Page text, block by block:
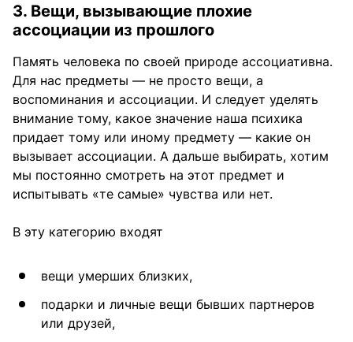
3. Вещи, вызывающие плохие
ассоциации из прошлого
Память человека по своей природе ассоциативна.
Для нас предметы — не просто вещи, а
воспоминания и ассоциации. И следует уделять
внимание тому, какое значение наша психика
придает тому или иному предмету — какие он
вызывает ассоциации. А дальше выбирать, хотим
мы постоянно смотреть на этот предмет и
испытывать «те самые» чувства или нет.
В эту категорию входят
вещи умерших близких,
подарки и личные вещи бывших партнеров
или друзей,